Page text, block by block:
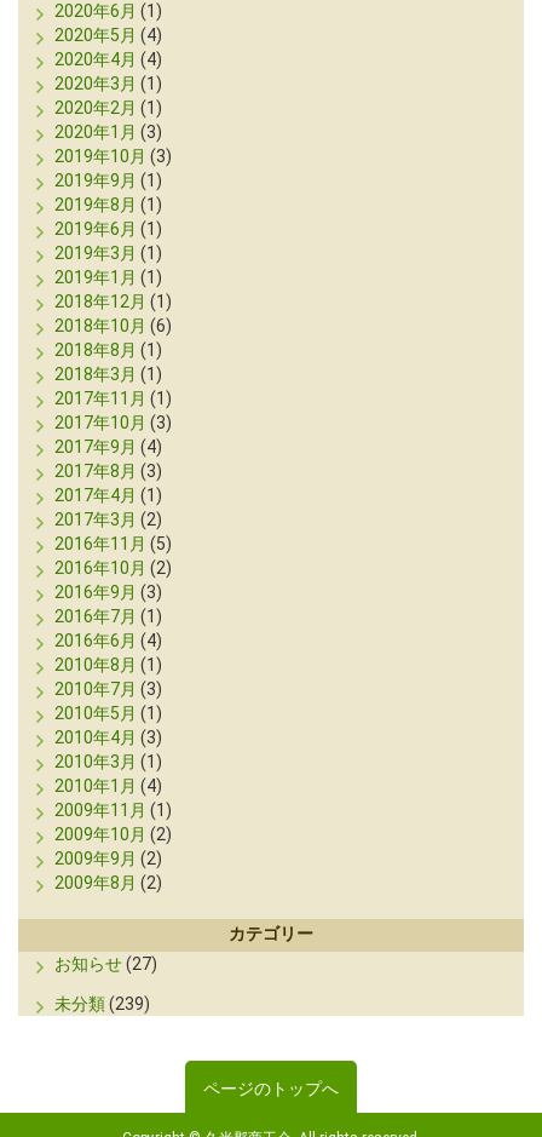
2020年6月 (1)
2020年5月 (4)
2020年4月 (4)
2020年3月 (1)
2020年2月 (1)
2020年1月 (3)
2019年10月 (3)
2019年9月 (1)
2019年8月 (1)
2019年6月 (1)
2019年3月 (1)
2019年1月 (1)
2018年12月 (1)
2018年10月 (6)
2018年8月 (1)
2018年3月 (1)
2017年11月 (1)
2017年10月 (3)
2017年9月 (4)
2017年8月 (3)
2017年4月 (1)
2017年3月 (2)
2016年11月 (5)
2016年10月 (2)
2016年9月 (3)
2016年7月 (1)
2016年6月 (4)
2010年8月 (1)
2010年7月 (3)
2010年5月 (1)
2010年4月 (3)
2010年3月 (1)
2010年1月 (4)
2009年11月 (1)
2009年10月 (2)
2009年9月 (2)
2009年8月 (2)
カテゴリー
お知らせ(27)
未分類(239)
ページのトップへ